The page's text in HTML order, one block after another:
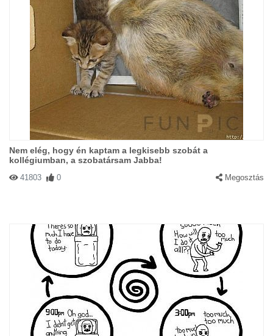
Nem elég, hogy én kaptam a legkisebb szobát a
kollégiumban, a szobatársam Jabba!
41803 0 Megosztás